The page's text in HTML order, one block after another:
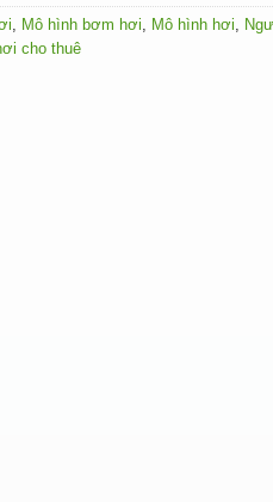
Mô hình bơm hơi Mô hình hơi
cho thuê